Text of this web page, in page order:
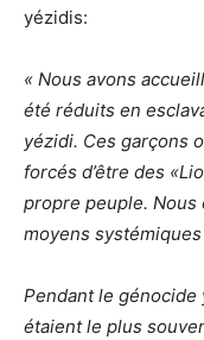
yézidis:
« Nous avons
été réduits en
yézidi. Ces garçons
forcés d’être des
propre peuple. Nous
moyens
Pendant le génocide
étaient le plus